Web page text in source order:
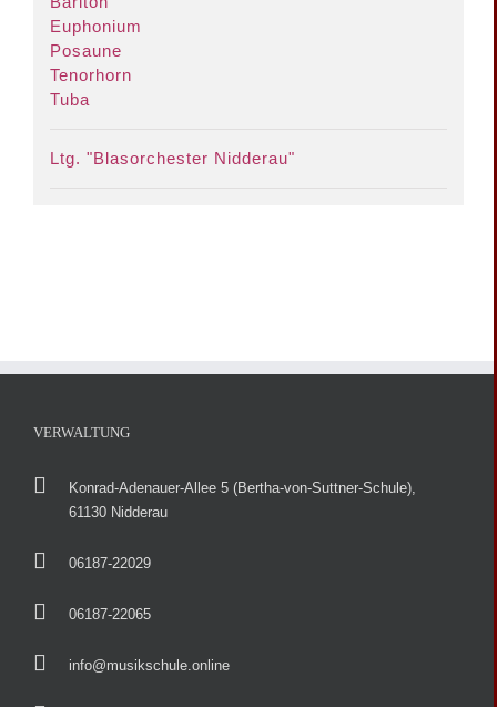
Euphonium
Posaune
Tenorhorn
Tuba
Ltg. "Blasorchester Nidderau"
VERWALTUNG
Konrad-Adenauer-Allee 5 (Bertha-von-Suttner-Schule),
61130 Nidderau
06187-22029
06187-22065
info@musikschule.online